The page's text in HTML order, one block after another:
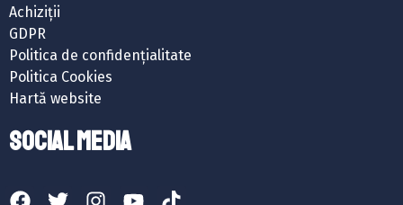
Achiziții
GDPR
Politica de confidențialitate
Politica Cookies
Hartă website
SOCIAL MEDIA